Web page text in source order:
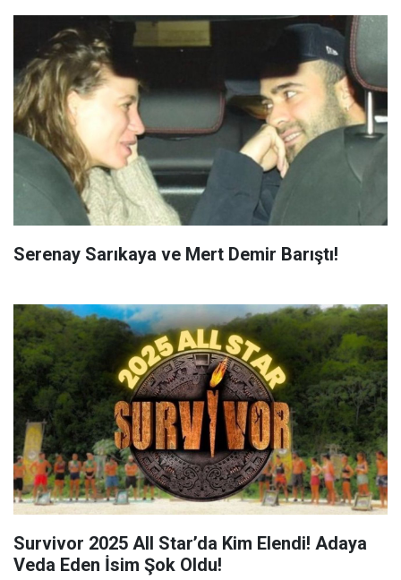
Serenay Sarıkaya ve Mert Demir Barıştı!
Survivor 2025 All Star’da Kim Elendi! Adaya
Veda Eden İsim Şok Oldu!